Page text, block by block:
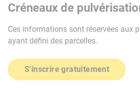
Créneaux de
Ces informations sont réservées aux
ayant défini des parcelles.
S'inscrire gratuitement